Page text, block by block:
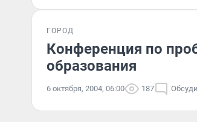
ГОРОД
Конференция по
образования
6 октября, 2004, 06:00 187